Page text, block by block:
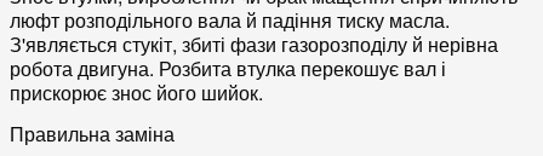
люфт розподільного вала й падіння тиску масла.
З'являється стукіт, збиті фази газорозподілу й нерівна
робота двигуна. Розбита втулка перекошує вал і
прискорює знос його шийок.
Правильна заміна